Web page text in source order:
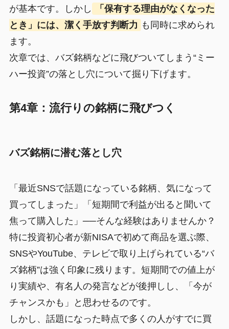
が基本です。しかし
「保有する理由がなくなった
とき」には、潔く手放す判断力 も同時に求められ
ます。
次章では、バズ銘柄などに飛びついてしまう“ミー
ハー投資”の落とし穴について掘り下げます。
第4章：流行りの銘柄に飛びつく
バズ銘柄に潜む落とし穴
「最近SNSで話題になっている銘柄、気になって
買ってしまった」「短期間で利益が出ると聞いて
焦って購入した」──そんな経験はありませんか？
特に投資初心者が新NISAで初めて商品を選ぶ際、
SNSやYouTube、テレビで取り上げられている“バ
ズ銘柄”は強く印象に残ります。短期間での値上が
り実績や、有名人の発言などが後押しし、「今が
チャンスかも」と思わせるのです。
しかし、話題になった時点で多くの人がすでに買